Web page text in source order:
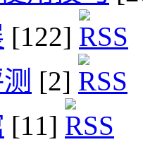
[122]
[2]
[11]